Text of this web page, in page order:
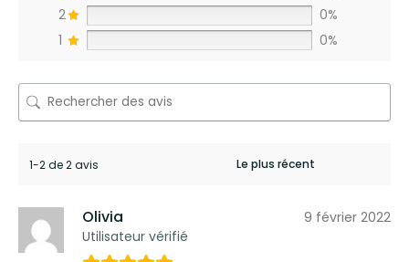
2
0%
1
0%
1-2 de 2 avis
Olivia
Utilisateur vérifié
9 février 2022